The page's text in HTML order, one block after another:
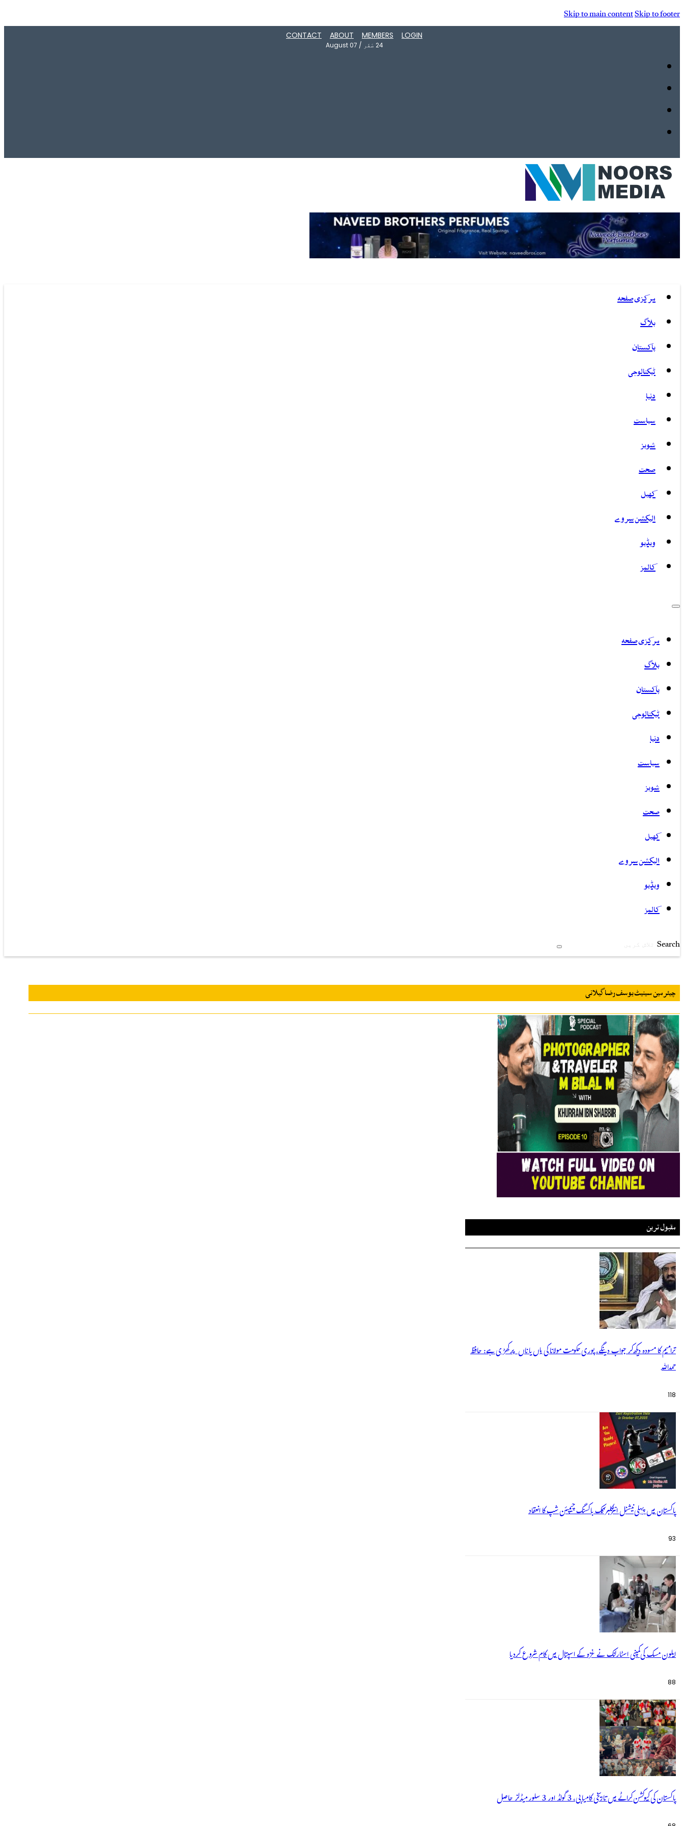
Skip to main contentSkip to footer
LOGIN
MEMBERS
ABOUT
CONTACT
24 صَفَر /
August 07
مرکزی صفحہ
بلاگ
پاکستان
ٹیکنالوجی
دنیا
سیاست
شوبز
صحت
کھیل
الیکشن سروے
ویڈیو
کالمز
مرکزی صفحہ
بلاگ
پاکستان
ٹیکنالوجی
دنیا
سیاست
شوبز
صحت
کھیل
الیکشن سروے
ویڈیو
کالمز
Search
چیئرمین سینیٹ یوسف رضا گیلانی
مقبول ترین
ترامیم کا مسودہ دیکھ کر جواب دینگے، پوری حکومت مولانا کی ہاں یا ناں پر کھڑی ہے: حافظ
حمداللہ
118
پاکستان میں پہلی نیشنل انٹرکلبز کک باکسنگ چیمپئن شپ کا انعقاد
93
ایلون مسک کی کمپنی اسٹارلنک نے غزہ کے اسپتال میں کام شروع کردیا
88
پاکستان کی کیوکشن کراٹے میں تاریخی کامیابی، 3 گولڈ اور 3 سلور میڈلز حاصل